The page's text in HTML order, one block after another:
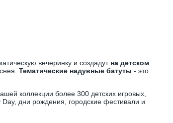
вечеринку и создадут на детском
Тематические надувные батуты - это
коллекции более 300 детских игровых,
дни рождения, городские фестивали и